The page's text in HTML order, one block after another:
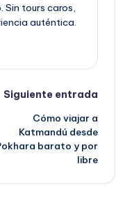
Sin tours caros,
auténtica.
Siguiente entrada
Cómo viajar a
Katmandú desde
barato y por
libre